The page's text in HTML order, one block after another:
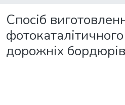
Спосіб
дорожніх бордюрів